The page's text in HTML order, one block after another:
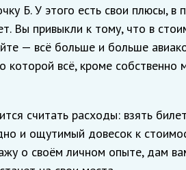
Б. У этого есть свои плюсы,
Вы привыкли к тому, что в
— всё больше и больше
которой всё, кроме
считать расходы: взять
и ощутимый довесок к
о своём личном опыте, дам